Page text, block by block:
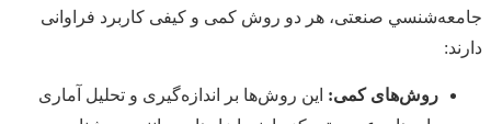
جامعه‌شنسي صنعتی، هر دو روش کمی و کیفی کاربرد فراوانی
دارند:
روش‌های کمی: این روش‌ها بر اندازه‌گیری و تحلیل آماری